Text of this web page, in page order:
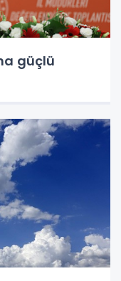
güçlü